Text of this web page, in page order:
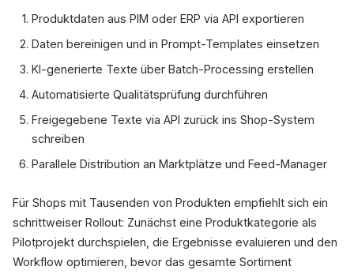
Produktdaten aus PIM oder ERP via API exportieren
Daten bereinigen und in Prompt-Templates einsetzen
KI-generierte Texte über Batch-Processing erstellen
Automatisierte Qualitätsprüfung durchführen
Freigegebene Texte via API zurück ins Shop-System
schreiben
Parallele Distribution an Marktplätze und Feed-Manager
Für Shops mit Tausenden von Produkten empfiehlt sich ein
schrittweiser Rollout: Zunächst eine Produktkategorie als
Pilotprojekt durchspielen, die Ergebnisse evaluieren und den
Workflow optimieren, bevor das gesamte Sortiment